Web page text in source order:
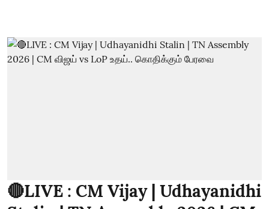
🔴LIVE : CM Vijay | Udhayanidhi